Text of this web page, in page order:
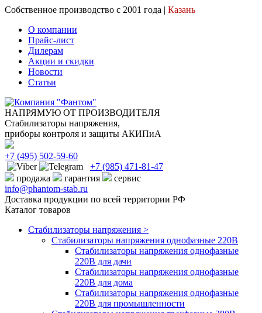
Собственное производство с 2001 года | Казань
О компании
Прайс-лист
Дилерам
Акции и скидки
Новости
Статьи
НАПРЯМУЮ ОТ ПРОИЗВОДИТЕЛЯ
Стабилизаторы напряжения,
приборы контроля и защиты АКИПиА
+7 (495) 502-59-60
+7 (985) 471-81-47
продажа
гарантия
сервис
info@phantom-stab.ru
Доставка продукции по всей территории РФ
Каталог товаров
Стабилизаторы напряжения >
Cтабилизаторы напряжения однофазные 220В
Стабилизаторы напряжения однофазные
220В для дачи
Стабилизаторы напряжения однофазные
220В для дома
Стабилизаторы напряжения однофазные
220В для промышленности